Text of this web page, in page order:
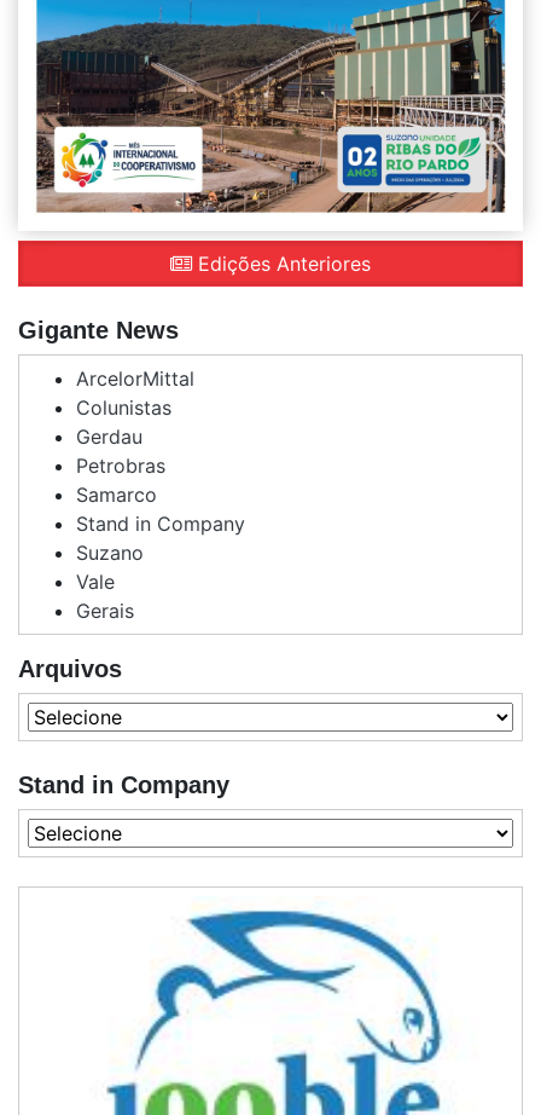
Edições Anteriores
Gigante News
ArcelorMittal
Colunistas
Gerdau
Petrobras
Samarco
Stand in Company
Suzano
Vale
Gerais
Arquivos
Stand in Company